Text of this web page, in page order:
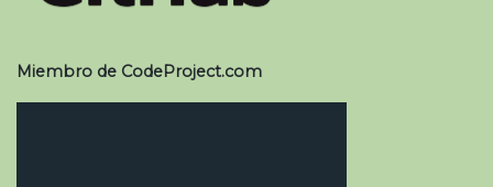
Miembro de CodeProject.com